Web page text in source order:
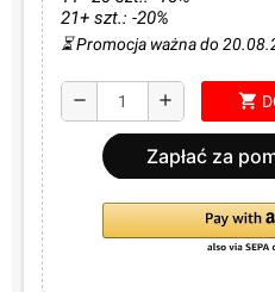
21+ szt.: -20%
⏳ Promocja ważna do
remove add shopping_cart